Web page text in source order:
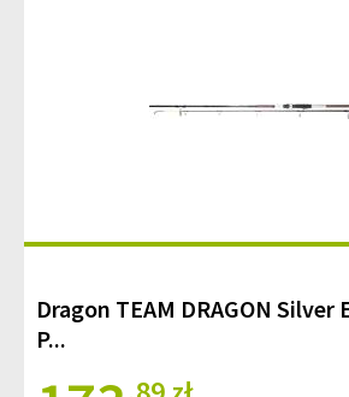
Dragon TEAM DRAGON Silver
P...